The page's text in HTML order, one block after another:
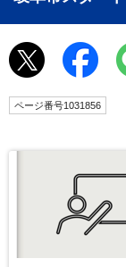
ページ番号1031856